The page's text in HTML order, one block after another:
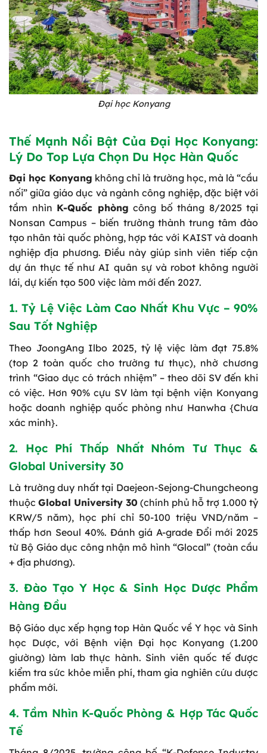
Đại học Konyang
Thế Mạnh Nổi Bật Của Đại Học Konyang:
Lý Do Top Lựa Chọn Du Học Hàn Quốc
Đại học Konyang không chỉ là trường học, mà là “cầu
nối” giữa giáo dục và ngành công nghiệp, đặc biệt với
tầm nhìn K-Quốc phòng công bố tháng 8/2025 tại
Nonsan Campus – biến trường thành trung tâm đào
tạo nhân tài quốc phòng, hợp tác với KAIST và doanh
nghiệp địa phương. Điều này giúp sinh viên tiếp cận
dự án thực tế như AI quân sự và robot không người
lái, dự kiến tạo 500 việc làm mới đến 2027.
1. Tỷ Lệ Việc Làm Cao Nhất Khu Vực – 90%
Sau Tốt Nghiệp
Theo JoongAng Ilbo 2025, tỷ lệ việc làm đạt 75.8%
(top 2 toàn quốc cho trường tư thục), nhờ chương
trình “Giao dục có trách nhiệm” – theo dõi SV đến khi
có việc. Hơn 90% cựu SV làm tại bệnh viện Konyang
hoặc doanh nghiệp quốc phòng như Hanwha {Chưa
xác minh}.
2. Học Phí Thấp Nhất Nhóm Tư Thục &
Global University 30
Là trường duy nhất tại Daejeon-Sejong-Chungcheong
thuộc Global University 30 (chính phủ hỗ trợ 1.000 tỷ
KRW/5 năm), học phí chỉ 50-100 triệu VND/năm –
thấp hơn Seoul 40%. Đánh giá A-grade Đổi mới 2025
từ Bộ Giáo dục công nhận mô hình “Glocal” (toàn cầu
+ địa phương).
3. Đào Tạo Y Học & Sinh Học Dược Phẩm
Hàng Đầu
Bộ Giáo dục xếp hạng top Hàn Quốc về Y học và Sinh
học Dược, với Bệnh viện Đại học Konyang (1.200
giường) làm lab thực hành. Sinh viên quốc tế được
kiểm tra sức khỏe miễn phí, tham gia nghiên cứu dược
phẩm mới.
4. Tầm Nhìn K-Quốc Phòng & Hợp Tác Quốc
Tế